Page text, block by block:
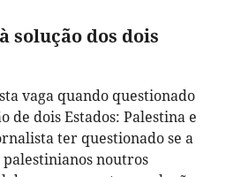
solução dos dois
vaga quando questionado
de dois Estados: Palestina e
ter questionado se a
palestinianos noutros